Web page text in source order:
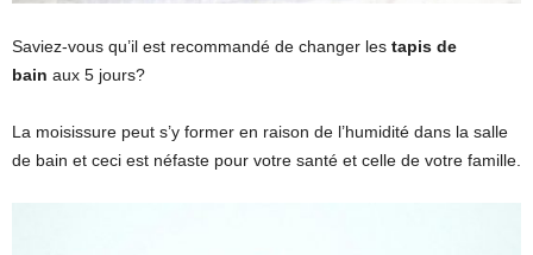
Saviez-vous qu’il est recommandé de changer les tapis de
bain aux 5 jours?
La moisissure peut s’y former en raison de l’humidité dans la salle
de bain et ceci est néfaste pour votre santé et celle de votre famille.